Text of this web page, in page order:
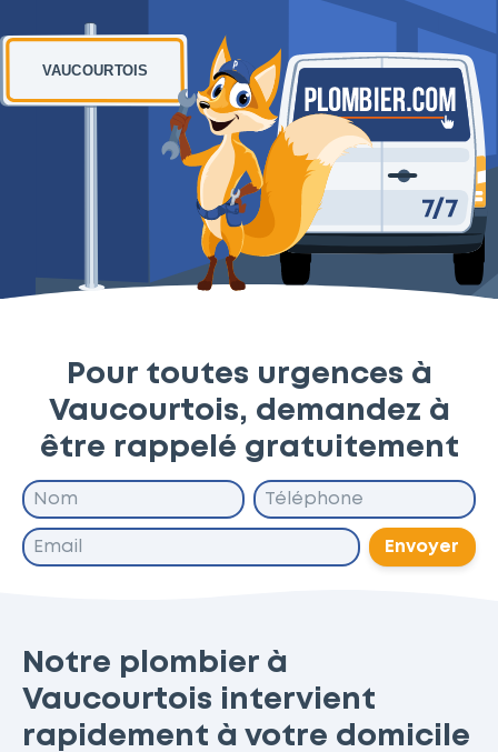
VAUCOURTOIS
Pour toutes urgences à
Vaucourtois, demandez à
être rappelé gratuitement
Envoyer
Notre plombier à
Vaucourtois intervient
rapidement à votre domicile